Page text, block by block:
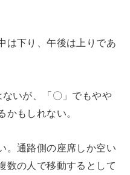
は下り、午後は上りであ
いが、「〇」でもやや
かもしれない。
。通路側の座席しか空い
数の人で移動するとして